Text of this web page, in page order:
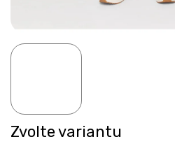
Zvolte variantu